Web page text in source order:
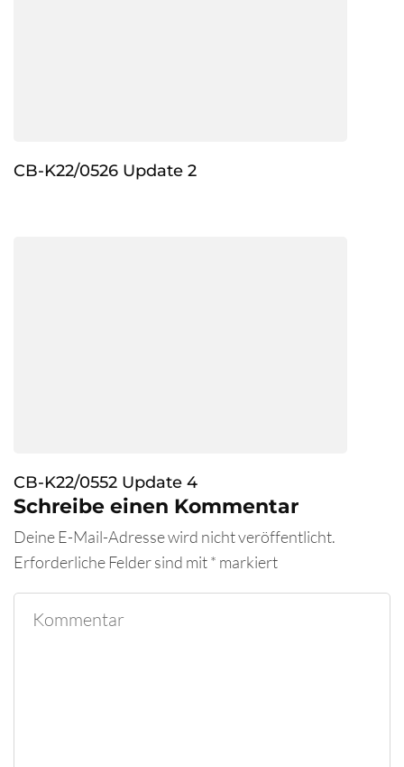
CB-K22/0526 Update 2
CB-K22/0552 Update 4
Schreibe einen Kommentar
Deine E-Mail-Adresse wird nicht veröffentlicht.
Erforderliche Felder sind mit* markiert